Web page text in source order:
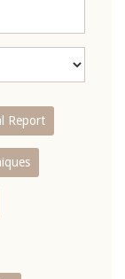
Report